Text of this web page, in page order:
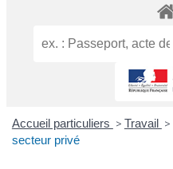
Accueil particuliers > Travail >
secteur privé